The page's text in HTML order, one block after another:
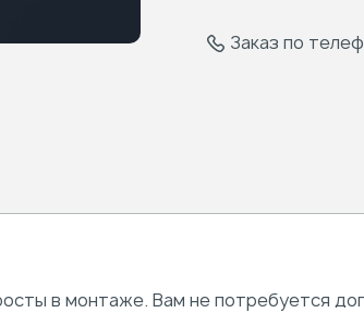
Заказ по
в монтаже. Вам не потребуется